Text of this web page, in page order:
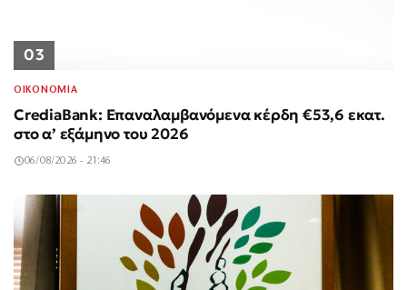
03
ΟΙΚΟΝΟΜΙΑ
CrediaBank: Επαναλαμβανόμενα κέρδη €53,6 εκατ.
στο α’ εξάμηνο του 2026
06/08/2026 - 21:46